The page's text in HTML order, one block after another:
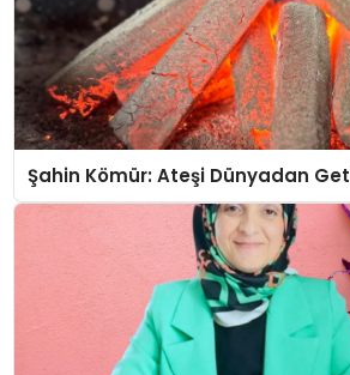
Şahin Kömür: Ateşi Dünyadan